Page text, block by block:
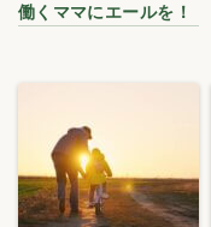
働くママにエールを！